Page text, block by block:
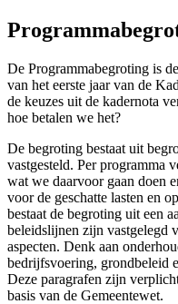
De Programmabegroting is
van het eerste jaar van de
de keuzes uit de kadernota
hoe betalen we het?
De begroting bestaat uit
vastgesteld. Per programma
wat we daarvoor gaan doen
voor de geschatte lasten en
bestaat de begroting uit een
beleidslijnen zijn vastgelegd
aspecten. Denk aan
bedrijfsvoering, grondbeleid
Deze paragrafen zijn
basis van de Gemeentewet.